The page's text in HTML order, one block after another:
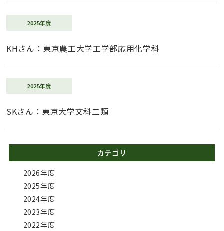
2025年度
KHさん：東京農工大学工学部応用化学科
2025年度
SKさん：東京大学文科二類
カテゴリ
2026年度
2025年度
2024年度
2023年度
2022年度